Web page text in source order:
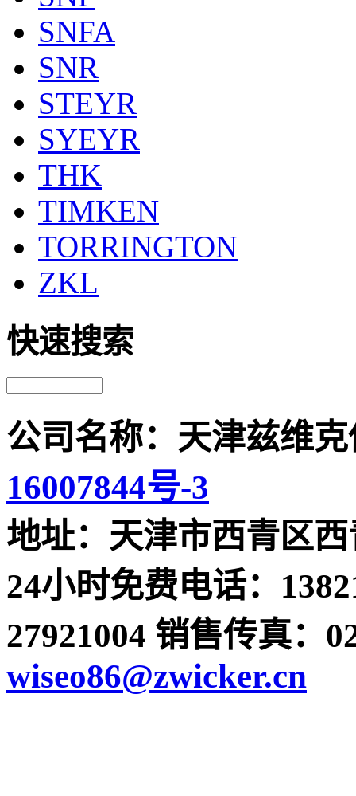
SNFA
SNR
STEYR
SYEYR
THK
TIMKEN
TORRINGTON
ZKL
快速搜索
公司名称：天津兹维
16007844号-3
地址：天津市西青区西
24小时免费电话：
27921004 销售传真：
wiseo86@zwicker.cn